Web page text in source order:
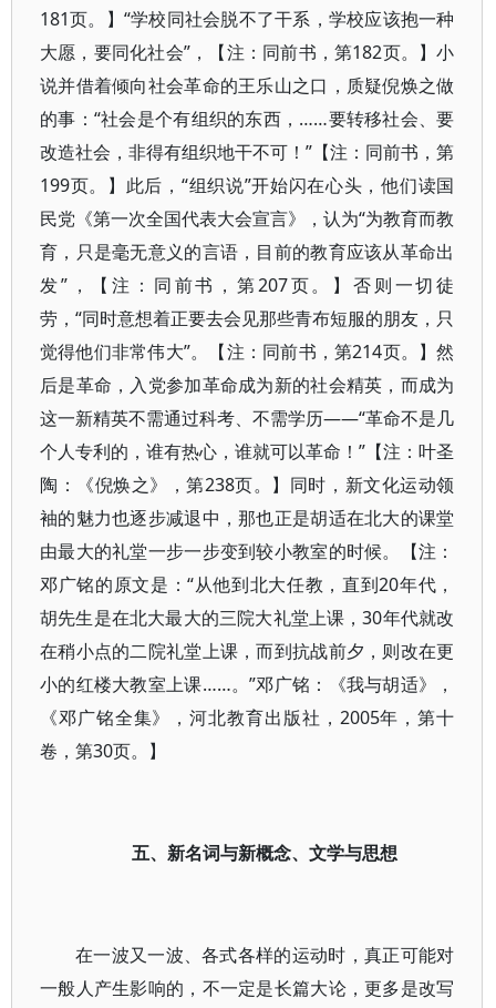
181页。】“学校同社会脱不了干系，学校应该抱一种
大愿，要同化社会”，【注：同前书，第182页。】小
说并借着倾向社会革命的王乐山之口，质疑倪焕之做
的事：“社会是个有组织的东西，……要转移社会、要
改造社会，非得有组织地干不可！”【注：同前书，第
199页。】此后，“组织说”开始闪在心头，他们读国
民党《第一次全国代表大会宣言》，认为“为教育而教
育，只是毫无意义的言语，目前的教育应该从革命出
发”，【注：同前书，第207页。】否则一切徒
劳，“同时意想着正要去会见那些青布短服的朋友，只
觉得他们非常伟大”。【注：同前书，第214页。】然
后是革命，入党参加革命成为新的社会精英，而成为
这一新精英不需通过科考、不需学历——“革命不是几
个人专利的，谁有热心，谁就可以革命！”【注：叶圣
陶：《倪焕之》，第238页。】同时，新文化运动领
袖的魅力也逐步减退中，那也正是胡适在北大的课堂
由最大的礼堂一步一步变到较小教室的时候。【注：
邓广铭的原文是：“从他到北大任教，直到20年代，
胡先生是在北大最大的三院大礼堂上课，30年代就改
在稍小点的二院礼堂上课，而到抗战前夕，则改在更
小的红楼大教室上课……。”邓广铭：《我与胡适》，
《邓广铭全集》，河北教育出版社，2005年，第十
卷，第30页。】
五、新名词与新概念、文学与思想
在一波又一波、各式各样的运动时，真正可能对
一般人产生影响的，不一定是长篇大论，更多是改写